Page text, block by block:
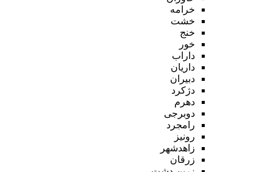
خرامه
خشت
خنج
خور
داراب
داریان
دبیران
دژکرد
دهرم
دوبرجی
رامجرد
رونیز
زاهدشهر
زرقان